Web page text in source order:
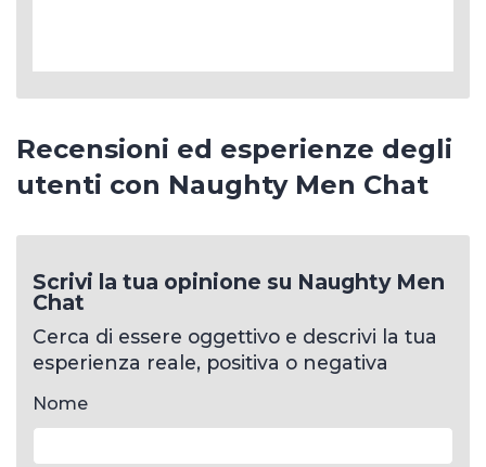
Scrivi la tua opinione su Naughty Men
esperienza reale, positiva o negativa
Nome
E-mail
Titolo
Recensione